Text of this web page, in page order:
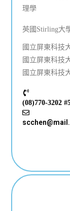
理學
英國Stirling大
國立屏東科
國立屏東科技
國立屏東科技
(08)770-3202